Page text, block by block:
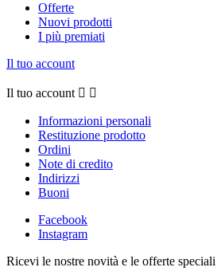
Offerte
Nuovi prodotti
I più premiati
Il tuo account
Il tuo account  
Informazioni personali
Restituzione prodotto
Ordini
Note di credito
Indirizzi
Buoni
Facebook
Instagram
Ricevi le nostre novità e le offerte speciali